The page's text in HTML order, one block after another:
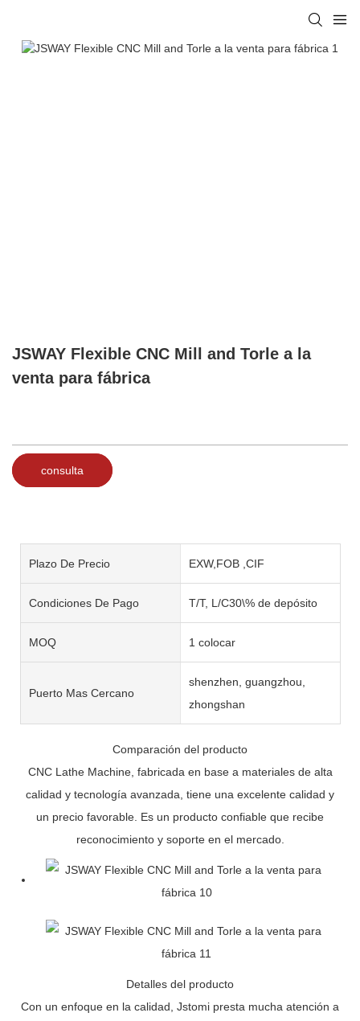
JSWAY Flexible CNC Mill and Torle a la
venta para fábrica
consulta
Plazo De Precio EXW,FOB ,CIF
Condiciones De Pago T/T, L/C30\% de depósito
MOQ 1 colocar
Puerto Mas Cercano
shenzhen, guangzhou,
zhongshan
Comparación del producto
CNC Lathe Machine, fabricada en base a materiales de alta
calidad y tecnología avanzada, tiene una excelente calidad y
un precio favorable. Es un producto confiable que recibe
reconocimiento y soporte en el mercado.
Detalles del producto
Con un enfoque en la calidad, Jstomi presta mucha atención a